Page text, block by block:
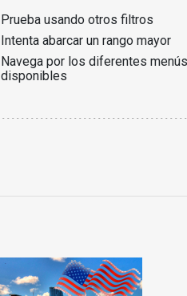
Prueba usando otros filtros
Intenta abarcar un rango mayor
Navega por los diferentes
disponibles